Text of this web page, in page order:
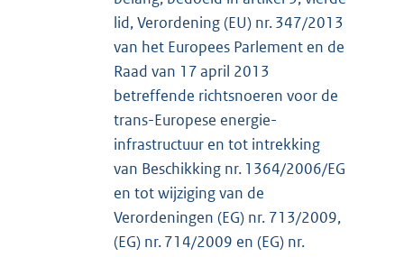
lid, Verordening (EU) nr. 347/2013
van het Europees Parlement en de
Raad van 17 april 2013
betreffende richtsnoeren voor de
trans-Europese energie-
infrastructuur en tot intrekking
van Beschikking nr. 1364/2006/EG
en tot wijziging van de
Verordeningen (EG) nr. 713/2009,
(EG) nr. 714/2009 en (EG) nr.